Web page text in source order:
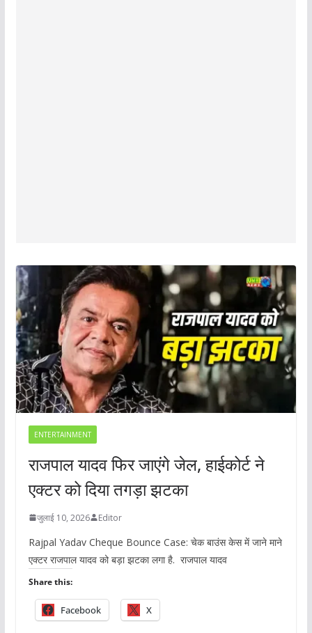
ENTERTAINMENT
राजपाल यादव फिर जाएंगे जेल, हाईकोर्ट ने
एक्टर को दिया तगड़ा झटका
जुलाई 10, 2026 Editor
Rajpal Yadav Cheque Bounce Case: चेक बाउंस केस में जाने माने
एक्टर राजपाल यादव को बड़ा झटका लगा है. राजपाल यादव
Share this:
Facebook X